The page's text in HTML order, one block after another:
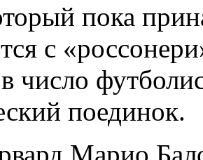
пока
с
число
поединок.
Марио